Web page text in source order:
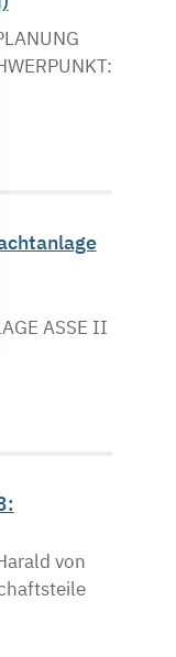
ASSE II
von